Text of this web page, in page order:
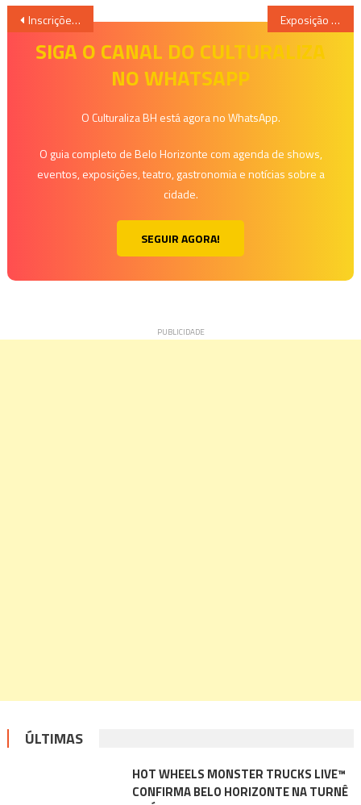
Navegação
Inscrições abertas para o 5º Prêmio BDMG Cultural Exposição Teresinha Soares
SIGA O CANAL DO CULTURALIZA
NO WHATSAPP
O Culturaliza BH está agora no WhatsApp.
O guia completo de Belo Horizonte com agenda de shows,
eventos, exposições, teatro, gastronomia e notícias sobre a
cidade.
SEGUIR AGORA!
ÚLTIMAS
HOT WHEELS MONSTER TRUCKS LIVE™
CONFIRMA BELO HORIZONTE NA TURNÊ